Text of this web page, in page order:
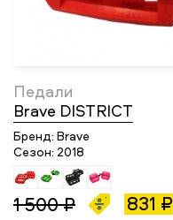
Педали
Brave DISTRICT
Бренд: Brave
Сезон: 2018
1 500 ₽ 831 ₽